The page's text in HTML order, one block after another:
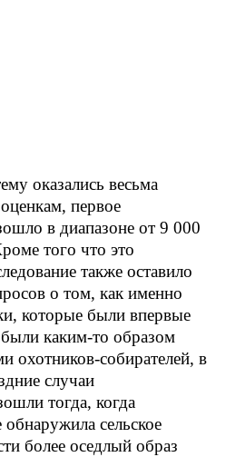
оказались весьма
первое
в диапазоне от 9 000
того что это
также оставило
о том, как именно
которые были впервые
каким-то образом
охотников-собирателей, в
случаи
тогда, когда
обнаружила сельское
более оседлый образ